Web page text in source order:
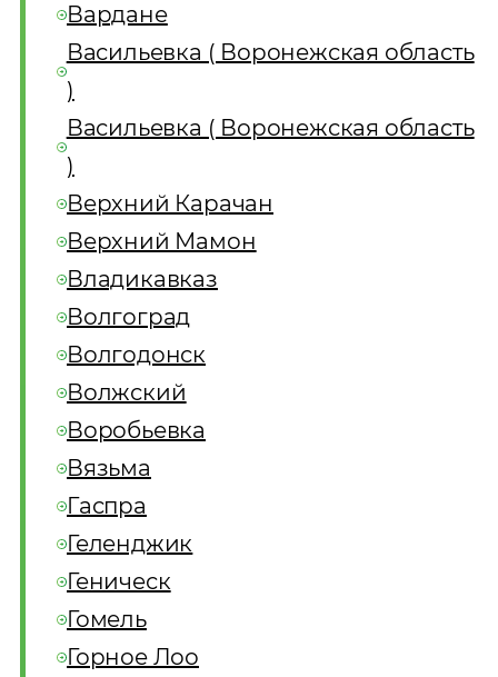
Вардане
Васильевка ( Воронежская область
)
Васильевка ( Воронежская область
)
Верхний Карачан
Верхний Мамон
Владикавказ
Волгоград
Волгодонск
Волжский
Воробьевка
Вязьма
Гаспра
Геленджик
Геническ
Гомель
Горное Лоо